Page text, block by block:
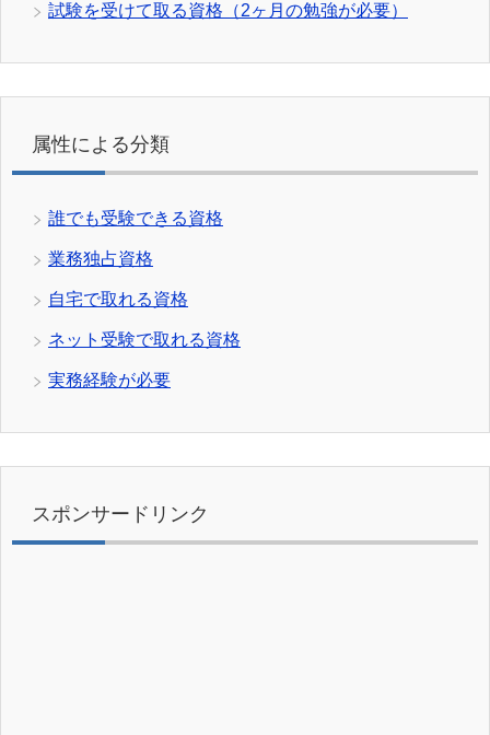
試験を受けて取る資格（2ヶ月の勉強が必要）
属性による分類
誰でも受験できる資格
業務独占資格
自宅で取れる資格
ネット受験で取れる資格
実務経験が必要
スポンサードリンク